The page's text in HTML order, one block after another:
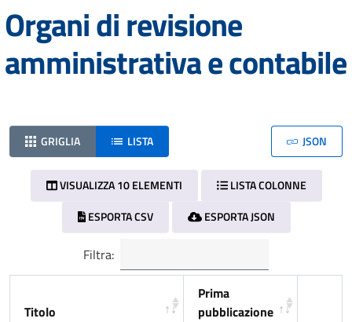
Organi di revisione
amministrativa e contabile
GRIGLIA LISTA JSON
VISUALIZZA 10 ELEMENTI
LISTA COLONNE
ESPORTA CSV
ESPORTA JSON
Filtra:
Titolo
Prima
pubblicazione